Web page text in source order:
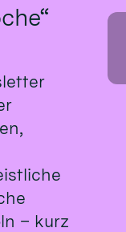
– kurz